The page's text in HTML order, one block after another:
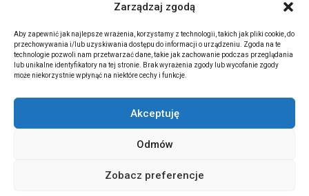
Zarządzaj zgodą
Aby zapewnić jak najlepsze wrażenia, korzystamy z technologii, takich jak pliki cookie, do
przechowywania i/lub uzyskiwania dostępu do informacji o urządzeniu. Zgoda na te
technologie pozwoli nam przetwarzać dane, takie jak zachowanie podczas przeglądania
lub unikalne identyfikatory na tej stronie. Brak wyrażenia zgody lub wycofanie zgody
może niekorzystnie wpłynąć na niektóre cechy i funkcje.
Akceptuję
Odmów
Zobacz preferencje